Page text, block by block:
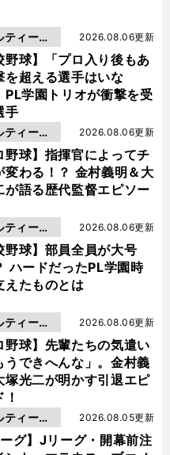
野球】「プロ入り後もあ
を超える選手はいな
PL学園トリオが衝撃を受
手
2026.08.06更新
ティーバ
野球】指揮官によってチ
変わる！？ 金村義明＆大
が語る歴代監督エピソー
2026.08.06更新
ティーバ
野球】部員全員が大号
ハードだったPL学園時
えたものとは
2026.08.06更新
ティーバ
野球】先輩たちの気遣い
うできへんな」。金村義
塚光二が明かす引退エピ
2026.08.06更新
ティーバ
ーグ】Jリーグ・開幕前注
2026.08.05更新
ティーバ